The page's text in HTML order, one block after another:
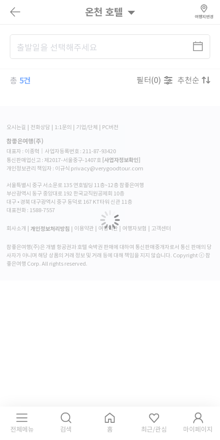
온천 호텔
총 5건 추천순
필터(0)
오시는길 전화상담 1:1문의 기업/단체 PC버전
참좋은여행(주)
대표자 : 이종혁│사업자등록번호 : 211-87-93420
통신판매업신고 : 제2017-서울중구-1407호 [사업자정보확인]
개인정보관리 책임자 : 이규식 privacy@verygoodtour.com
서울특별시 중구 서소문로 135 연호빌딩 11층~12층 참좋은여행
부산광역시 동구 중앙대로 192 한국교직원공제회 10층
대구 • 경북 대구광역시 중구 동덕로 167 KT타워 신관 11층
대표전화 : 1588-7557
회사소개 개인정보처리방침 이용약관 여행약관 여행자보험 고객센터
참좋은여행(주)은 개별 항공권과 호텔 숙박권 판매에 대하여 통신판매중개자로서 통신 판매의 당
사자가 아니며 해당 상품의 거래 정보 및 거래 등에 대해 책임을 지지 않습니다. Copyright ⓒ 참
좋은여행 Corp. All rights reserved.
전체메뉴 검색 홈 최근/관심 마이페이지